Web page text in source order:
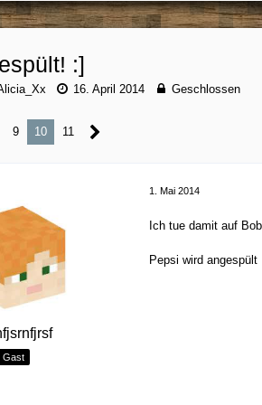
:]
16. April 2014 Geschlossen
9 10 11
Gast
1. Mai 2014
Ich tue damit auf
Pepsi wird angespült